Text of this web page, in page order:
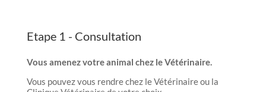
Etape 1 - Consultation
Vous amenez votre animal chez le Vétérinaire.
Vous pouvez vous rendre chez le Vétérinaire ou la